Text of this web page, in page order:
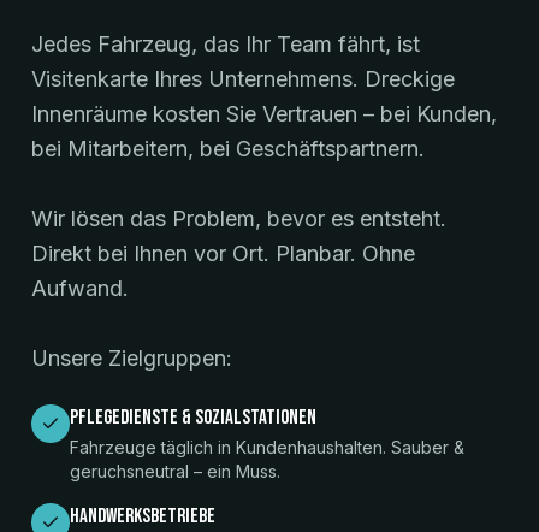
Jedes Fahrzeug, das Ihr Team fährt, ist
Visitenkarte Ihres Unternehmens. Dreckige
Innenräume kosten Sie Vertrauen – bei Kunden,
bei Mitarbeitern, bei Geschäftspartnern.
Wir lösen das Problem, bevor es entsteht.
Direkt bei Ihnen vor Ort. Planbar. Ohne
Aufwand.
Unsere Zielgruppen:
Pflegedienste & Sozialstationen
Fahrzeuge täglich in Kundenhaushalten. Sauber &
geruchsneutral – ein Muss.
Handwerksbetriebe